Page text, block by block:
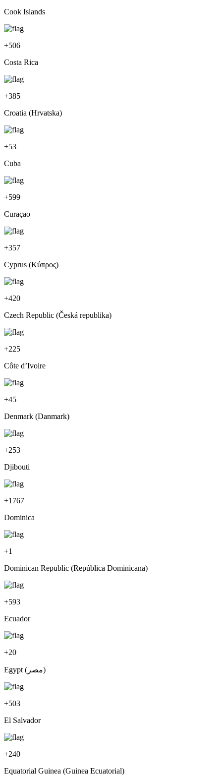
Cook Islands
+506
Costa Rica
+385
Croatia (Hrvatska)
+53
Cuba
+599
Curaçao
+357
Cyprus (Κύπρος)
+420
Czech Republic (Česká republika)
+225
Côte d’Ivoire
+45
Denmark (Danmark)
+253
Djibouti
+1767
Dominica
+1
Dominican Republic (República Dominicana)
+593
Ecuador
+20
Egypt (‫مصر‬‎)
+503
El Salvador
+240
Equatorial Guinea (Guinea Ecuatorial)